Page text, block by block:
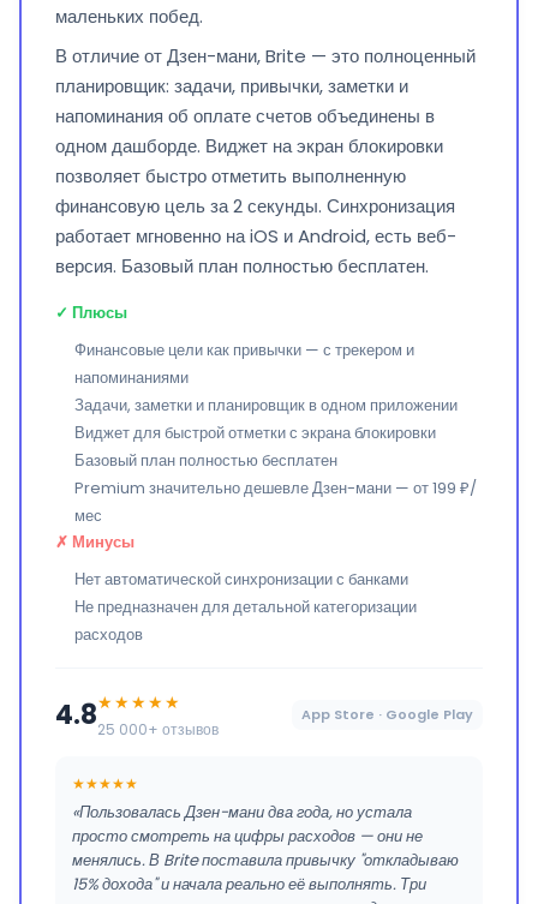
маленьких побед.
В отличие от Дзен-мани, Brite — это полноценный
планировщик: задачи, привычки, заметки и
напоминания об оплате счетов объединены в
одном дашборде. Виджет на экран блокировки
позволяет быстро отметить выполненную
финансовую цель за 2 секунды. Синхронизация
работает мгновенно на iOS и Android, есть веб-
версия. Базовый план полностью бесплатен.
✓ Плюсы
Финансовые цели как привычки — с трекером и
напоминаниями
Задачи, заметки и планировщик в одном приложении
Виджет для быстрой отметки с экрана блокировки
Базовый план полностью бесплатен
Premium значительно дешевле Дзен-мани — от 199 ₽/
мес
✗ Минусы
Нет автоматической синхронизации с банками
Не предназначен для детальной категоризации
расходов
4.8★★★★★
25 000+ отзывов
App Store · Google Play
★★★★★
«Пользовалась Дзен-мани два года, но устала
просто смотреть на цифры расходов — они не
менялись. В Brite поставила привычку "откладываю
15% дохода" и начала реально её выполнять. Три